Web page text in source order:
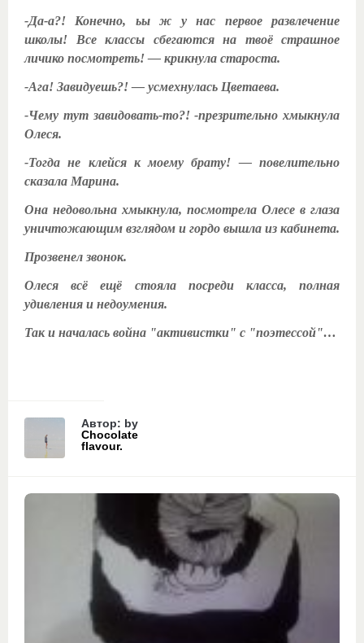
-Да-а?! Конечно, ьы ж у нас первое развлечение
школы! Все классы сбегаются на твоё страшное
личико посмотреть! — крикнула староста.
-Ага! Завидуешь?! — усмехнулась Цветаева.
-Чему тут завидовать-то?! -презрительно хмыкнула
Олеся.
-Тогда не клейся к моему брату! — повелительно
сказала Марина.
Она недовольна хмыкнула, посмотрела Олесе в глаза
уничтожающим взглядом и гордо вышла из кабинета.
Прозвенел звонок.
Олеся всё ещё стояла посреди класса, полная
удивления и недоумения.
Так и началась война "активистки" с "поэтессой"…
Автор: by
Chocolate
flavour.